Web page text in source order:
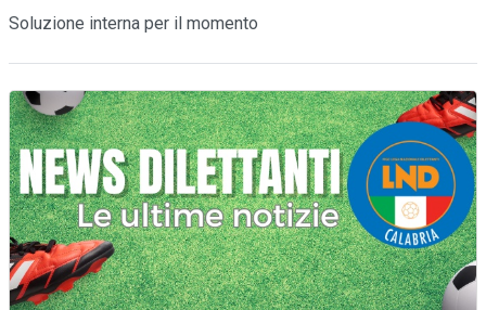
Soluzione interna per il momento